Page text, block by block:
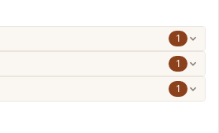
1
1
1